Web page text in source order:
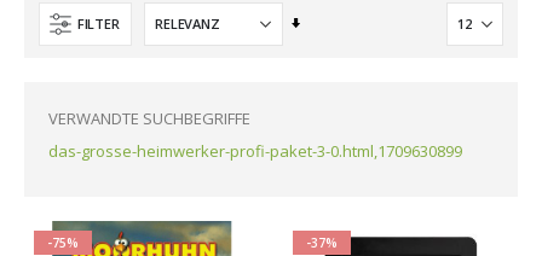
FILTER
Aufsteigend
VERWANDTE SUCHBEGRIFFE
das-grosse-heimwerker-profi-paket-3-0.html,1709630899
-75% -37%